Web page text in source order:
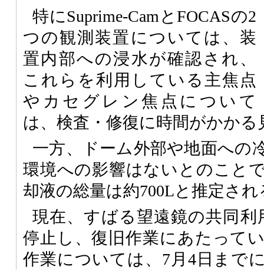
特にSuprime-CamとFOCASの2
つの観測装置については、装
置内部への浸水が確認され、
これらを利用している主焦点
やカセグレン焦点について
は、検査・修復に時間がかか
一方、ドーム外部や地面への
環境への影響はないとのこと
却液の総量は約700Lと推定され
現在、すばる望遠鏡の共同利
停止し、復旧作業にあたって
作業については、7月4日まで